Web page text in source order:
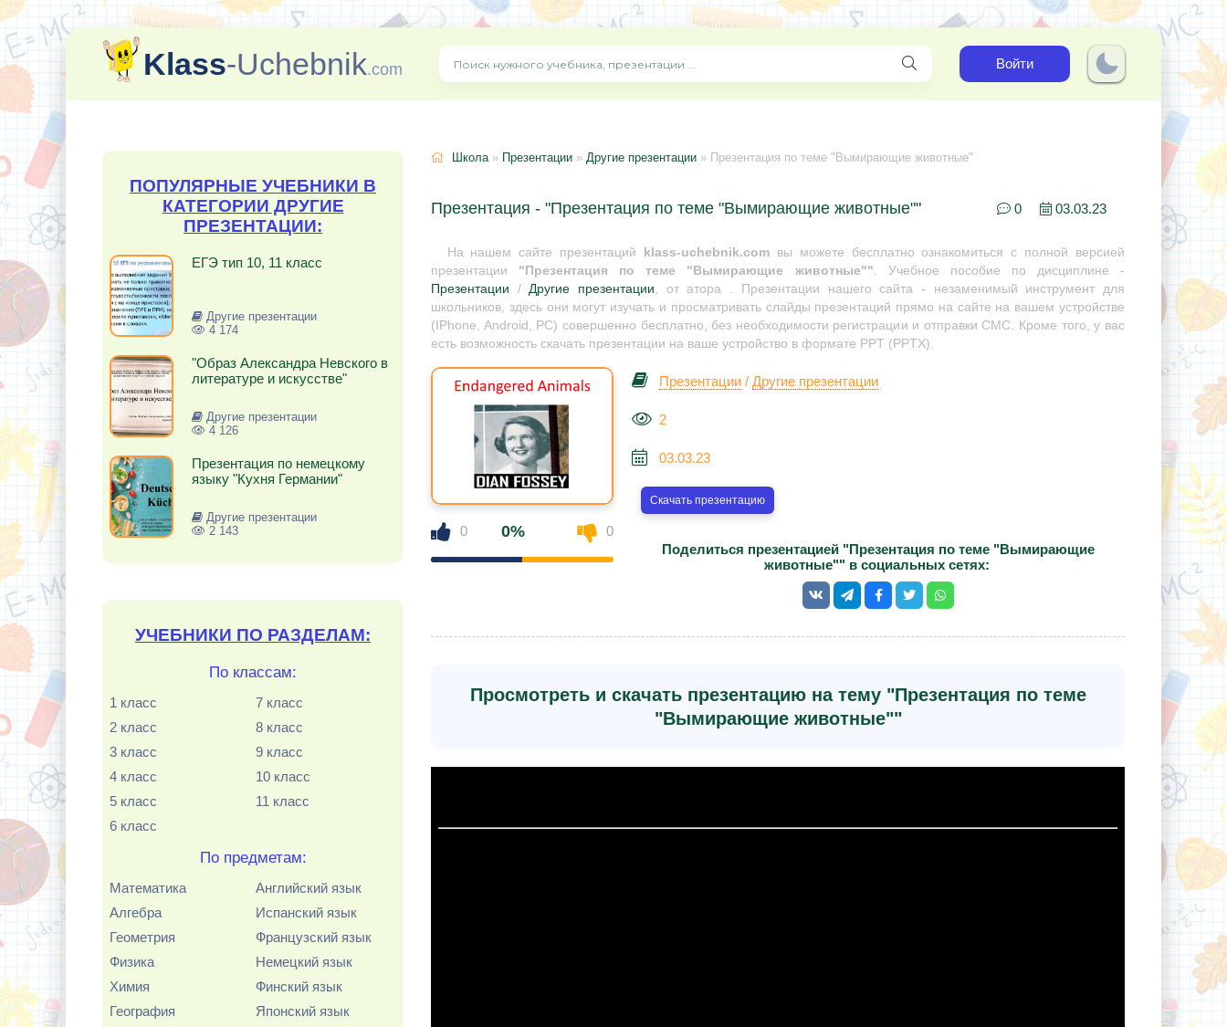
Klass-Uchebnik.com Войти
ПОПУЛЯРНЫЕ УЧЕБНИКИ В
КАТЕГОРИИ ДРУГИЕ
ПРЕЗЕНТАЦИИ:
ЕГЭ тип 10, 11 класс
Другие презентации
4 174
"Образ Александра Невского в
литературе и искусстве"
Другие презентации
4 126
Презентация по немецкому
языку "Кухня Германии"
Другие презентации
2 143
УЧЕБНИКИ ПО РАЗДЕЛАМ:
По классам:
1 класс
2 класс
3 класс
4 класс
5 класс
6 класс
7 класс
8 класс
9 класс
10 класс
11 класс
По предметам:
Математика
Алгебра
Геометрия
Физика
Химия
География
Английский язык
Испанский язык
Французский язык
Немецкий язык
Финский язык
Японский язык
Школа» Презентации » Другие презентации » Презентация по теме "Вымирающие животные"
Презентация - "Презентация по теме "Вымирающие животные"" 0 03.03.23
На нашем сайте презентаций klass-uchebnik.comвы можете бесплатно ознакомиться с полной версией
презентации "Презентация по теме "Вымирающие животные"". Учебное пособие по дисциплине -
Презентации /Другие презентации, от атора . Презентации нашего сайта - незаменимый инструмент для
школьников, здесь они могут изучать и просматривать слайды презентаций прямо на сайте на вашем устройстве
(IPhone, Android, PC) совершенно бесплатно, без необходимости регистрации и отправки СМС. Кроме того, у вас
есть возможность скачать презентации на ваше устройство в формате PPT (PPTX).
0 0% 0
Презентации / Другие презентации
2
03.03.23
Скачать презентацию
Поделиться презентацией "Презентация по теме "Вымирающие
животные"" в социальных сетях:
Просмотреть и скачать презентацию на тему "Презентация по теме
"Вымирающие животные""